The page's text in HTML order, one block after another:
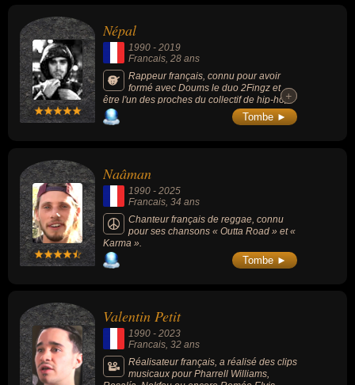
Népal
1990 - 2019
Francais, 28 ans
Rappeur français, connu pour avoir
formé avec Doums le duo 2Fingz et
être l'un des proches du collectif de hip-hop
français L'Entourage. Il attachait beaucoup
d'importance à l'anonymat en se montrant
+
+
Tombe ►
Naâman
1990 - 2025
Francais , 34 ans
Chanteur français de reggae, connu
pour ses chansons « Outta Road » et «
Karma ».
Tombe ►
Valentin Petit
1990 - 2023
Francais, 32 ans
Réalisateur français, a réalisé des clips
musicaux pour Pharrell Williams,